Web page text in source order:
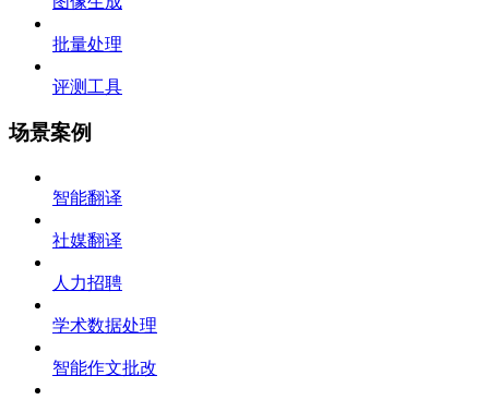
批量处理
评测工具
场景案例
智能翻译
社媒翻译
人力招聘
学术数据处理
智能作文批改